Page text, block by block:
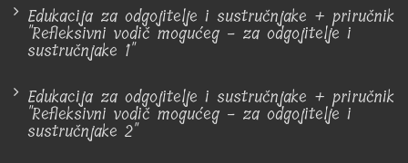
Edukacija za odgojitelje i sustručnjake + priručnik
"Refleksivni vodič mogućeg - za odgojitelje i
sustručnjake 1"
Edukacija za odgojitelje i sustručnjake + priručnik
"Refleksivni vodič mogućeg - za odgojitelje i
sustručnjake 2"